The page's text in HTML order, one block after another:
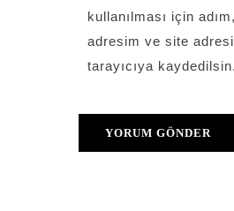
kullanılması için
adresim ve site
tarayıcıya kaydedilsin.